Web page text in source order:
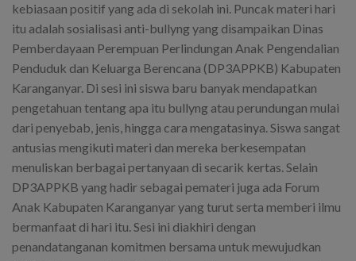
kebiasaan positif yang ada di sekolah ini. Puncak materi hari
itu adalah sosialisasi anti-bullyng yang disampaikan Dinas
Pemberdayaan Perempuan Perlindungan Anak Pengendalian
Penduduk dan Keluarga Berencana (DP3APPKB) Kabupaten
Karanganyar. Di sesi ini siswa baru banyak mendapatkan
pengetahuan tentang apa itu bullyng atau perundungan mulai
dari penyebab, jenis, hingga cara mengatasinya. Siswa sangat
antusias mengikuti materi dan mereka berkesempatan
menuliskan berbagai pertanyaan di secarik kertas. Selain
DP3APPKB yang hadir sebagai pemateri juga ada Forum
Anak Kabupaten Karanganyar yang turut serta memberi ilmu
bermanfaat di hari itu. Sesi ini diakhiri dengan
penandatanganan komitmen bersama untuk mewujudkan